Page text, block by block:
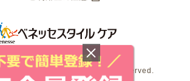
Care Co.,Ltd. All Rights Reserved.